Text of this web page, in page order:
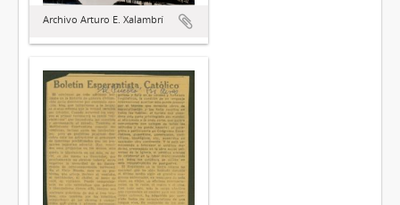
Archivo Arturo E. Xalambrí